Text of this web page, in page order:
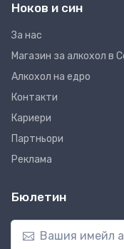
Ноков и син
За нас
Магазин за алкохол в
Алкохол на едро
Контакти
Кариери
Партньори
Реклама
Бюлетин